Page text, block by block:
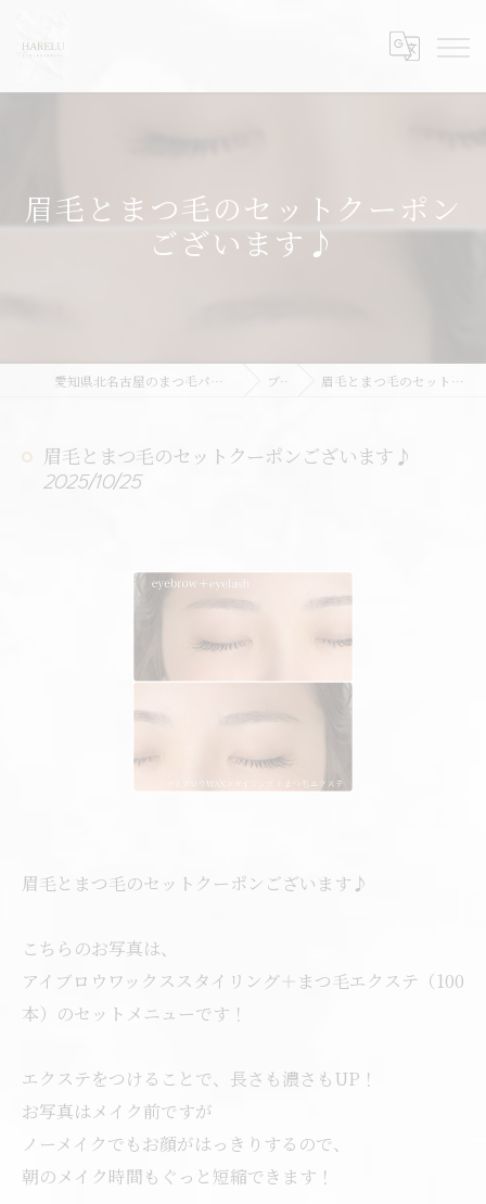
眉毛とまつ毛のセットクーポン
ございます♪
愛知県北名古屋のまつ毛パーマならHARELU北名古屋店 ブログ 眉毛とまつ毛のセットクーポンございます♪
眉毛とまつ毛のセットクーポンございます♪
2025/10/25
眉毛とまつ毛のセットクーポンございます♪
こちらのお写真は、
アイブロウワックススタイリング＋まつ毛エクステ（100
本）のセットメニューです！
エクステをつけることで、長さも濃さもUP！
お写真はメイク前ですが
ノーメイクでもお顔がはっきりするので、
朝のメイク時間もぐっと短縮できます！